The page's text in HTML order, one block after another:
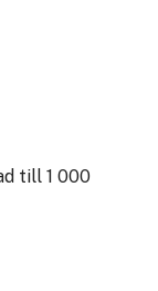
till 1 000